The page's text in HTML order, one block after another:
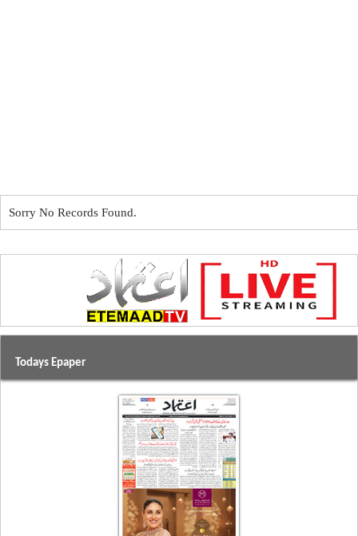
Sorry No Records Found.
Todays Epaper